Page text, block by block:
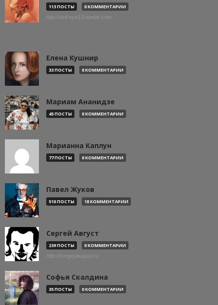
113 ПОСТЫ 0 КОММЕНТАРИИ
http://evil-eye13.tumblr.com
Елена Кушнир
33 ПОСТЫ 0 КОММЕНТАРИИ
Мариам Ананидзе
45 ПОСТЫ 0 КОММЕНТАРИИ
Марианна Каплун
77 ПОСТЫ 0 КОММЕНТАРИИ
Павел Жуков
510 ПОСТЫ 18 КОММЕНТАРИИ
Сергей Август
239 ПОСТЫ 0 КОММЕНТАРИИ
http://sergeyaugust.ru
Софья Скалдина
35 ПОСТЫ 0 КОММЕНТАРИИ